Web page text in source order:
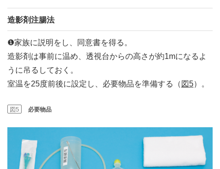
造影剤注腸法
❶家族に説明をし、同意書を得る。
造影剤は事前に温め、透視台からの高さが約1mになるよ
うに吊るしておく。
室温を25度前後に設定し、必要物品を準備する（ 図5）。
図5 必要物品